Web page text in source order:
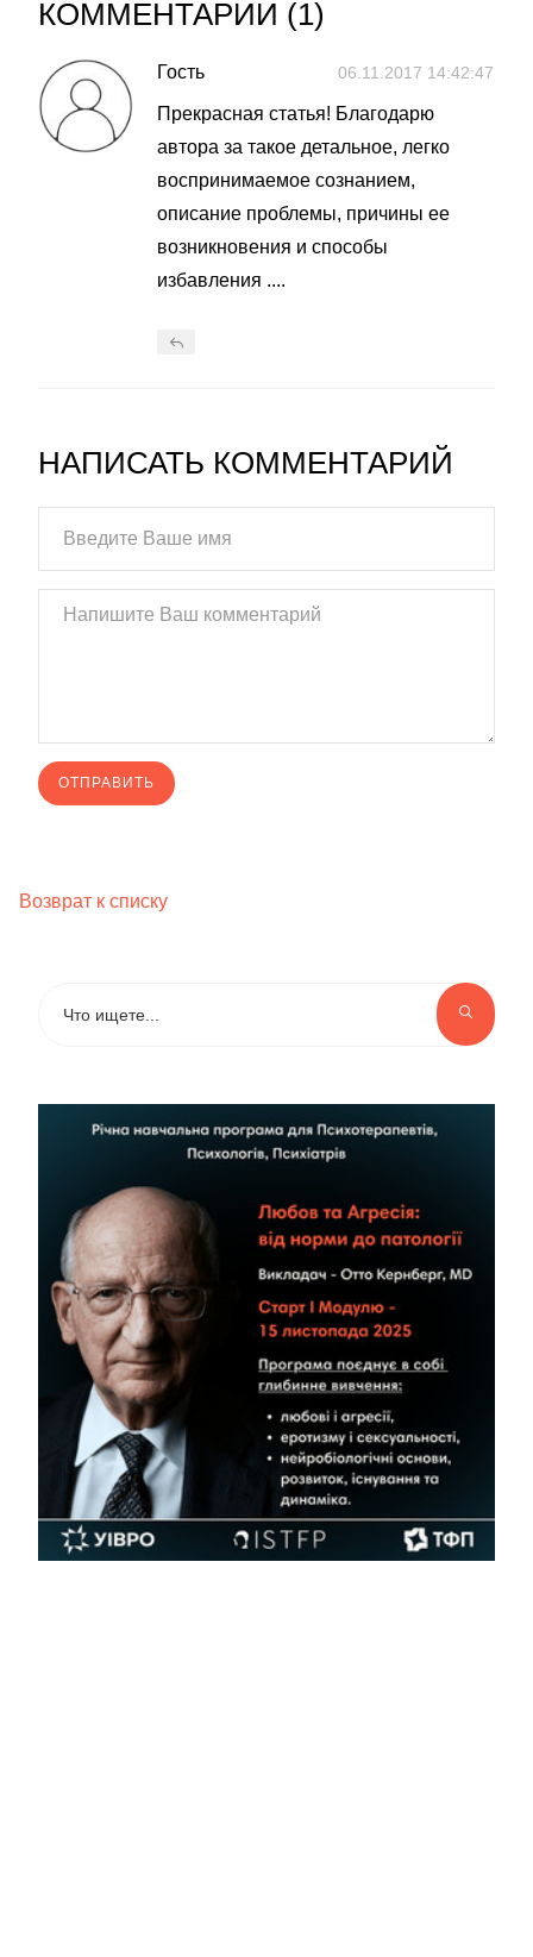
КОММЕНТАРИИ (1)
Гость 06.11.2017 14:42:47
Прекрасная статья! Благодарю
автора за такое детальное, легко
воспринимаемое сознанием,
описание проблемы, причины ее
возникновения и способы
избавления ....
НАПИСАТЬ КОММЕНТАРИЙ
Возврат к списку